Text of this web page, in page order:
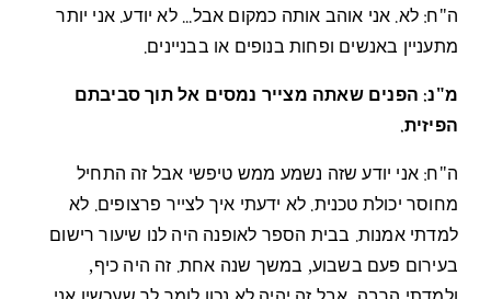
ה"ח: לא. אני אוהב אותה כמקום אבל... לא יודע. אני יותר
מתעניין באנשים ופחות בנופים או בבניינים.
מ"נ: הפנים שאתה מצייר נמסים אל תוך סביבתם
הפיזית.
ה"ח: אני יודע שזה נשמע ממש טיפשי אבל זה התחיל
מחוסר יכולת טכנית. לא ידעתי איך לצייר פרצופים. לא
למדתי אמנות. בבית הספר לאופנה היה לנו שיעור רישום
בעירום פעם בשבוע, במשך שנה אחת. זה היה כיף,